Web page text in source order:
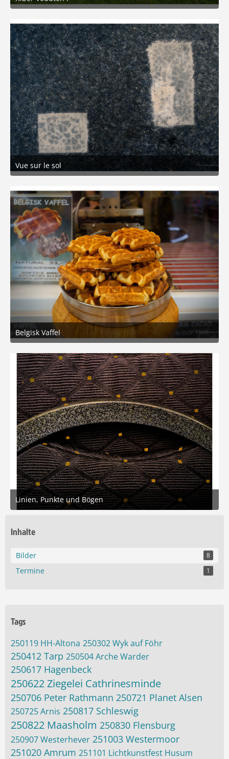
21. Mai 2026 um 17:16
Vue sur le sol
20. Mai 2026 um 21:23
Belgisk Vaffel
20. Mai 2026 um 20:58
5
Linien, Punkte und Bögen
20. Mai 2026 um 20:39
Inhalte
Bilder 8
Termine 1
Tags
250119 HH-Altona 250302 Wyk auf Föhr
250412 Tarp 250504 Arche Warder
250617 Hagenbeck
250622 Ziegelei Cathrinesminde
250706 Peter Rathmann 250721 Planet Alsen
250725 Arnis 250817 Schleswig
250822 Maasholm 250830 Flensburg
250907 Westerhever 251003 Westermoor
251020 Amrum 251101 Lichtkunstfest Husum